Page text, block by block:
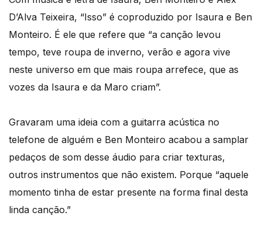
D’Alva Teixeira, “Isso” é coproduzido por Isaura e Ben
Monteiro. É ele que refere que “a canção levou
tempo, teve roupa de inverno, verão e agora vive
neste universo em que mais roupa arrefece, que as
vozes da Isaura e da Maro criam”.
Gravaram uma ideia com a guitarra acústica no
telefone de alguém e Ben Monteiro acabou a samplar
pedaços de som desse áudio para criar texturas,
outros instrumentos que não existem. Porque “aquele
momento tinha de estar presente na forma final desta
linda canção.”